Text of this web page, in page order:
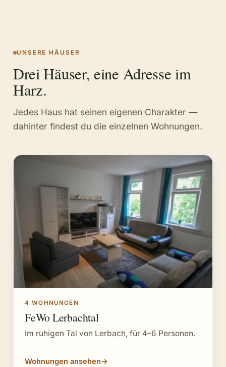
UNSERE HÄUSER
Drei Häuser, eine Adresse im
Harz.
Jedes Haus hat seinen eigenen Charakter —
dahinter findest du die einzelnen Wohnungen.
4 WOHNUNGEN
FeWo Lerbachtal
Im ruhigen Tal von Lerbach, für 4–6 Personen.
Wohnungen ansehen→